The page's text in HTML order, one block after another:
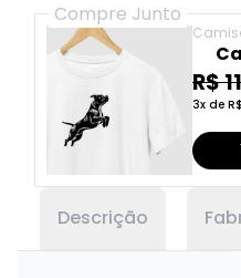
Compre Junto
R$
3x de
Descrição